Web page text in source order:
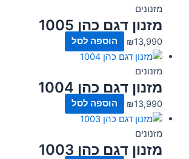
מזנונים
מזנון דגם כהן 1005
₪13,990 הוספה לסל
מזנונים
מזנון דגם כהן 1004
₪13,990 הוספה לסל
מזנונים
מזנון דגם כהן 1003